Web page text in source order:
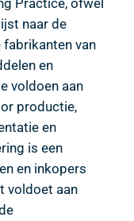
naar de
van
en
voldoen aan
productie,
en
is een
en inkopers
voldoet aan